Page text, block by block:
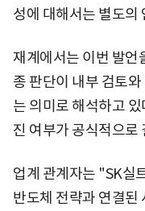
성에 대해서는 별도의
재계에서는 이번 발언
종 판단이 내부 검토
는 의미로 해석하고
진 여부가 공식적으로
업계 관계자는 "SK실
반도체 전략과 연결